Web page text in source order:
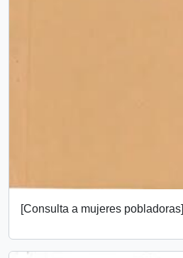
[Consulta a mujeres pobladoras]